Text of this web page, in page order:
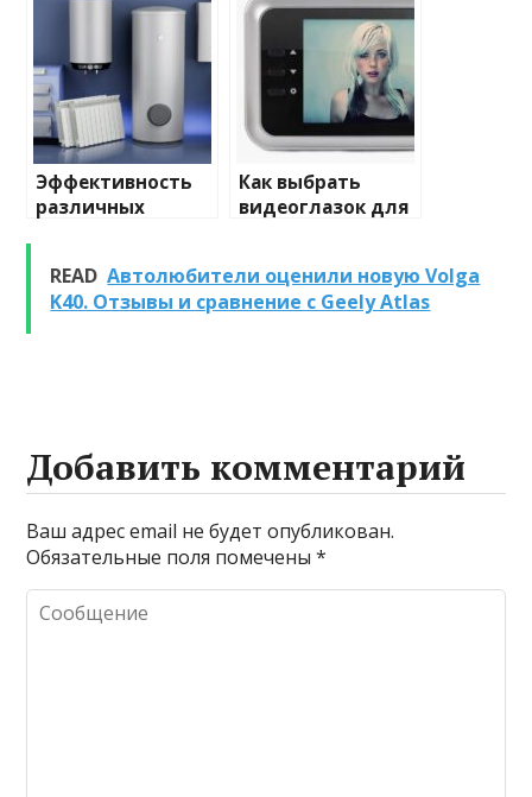
освещения
и характеристики
Эффективность
различных
очистке и
промывке котлов
Как выбрать
видеоглазок для
READ Автолюбители оценили новую Volga
K40. Отзывы и сравнение с Geely Atlas
Добавить комментарий
Ваш адрес email не будет опубликован.
Обязательные поля помечены*